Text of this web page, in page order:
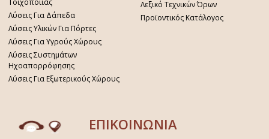
Λύσεις Για Δάπεδα
Λύσεις Υλικών Για Πόρτες
Λύσεις Για Υγρούς Χώρους
Λύσεις Συστημάτων
Ηχοαπορρόφησης
Λύσεις Για Εξωτερικούς Χώρους
Λεξικό Τεχνικών Όρων
Προϊοντικός Κατάλογος
ΕΠΙΚΟΙΝΩΝΙΑ